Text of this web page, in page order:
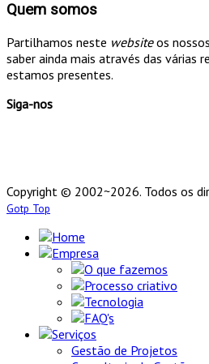
Quem somos
Partilhamos neste websiteos
saber ainda mais através das várias
estamos presentes.
Siga-nos
Copyright © 2002~2026. Todos os
Gotp Top
Home
Empresa
O que fazemos
Processo criativo
Tecnologia
FAQ's
Serviços
Gestão de Projetos